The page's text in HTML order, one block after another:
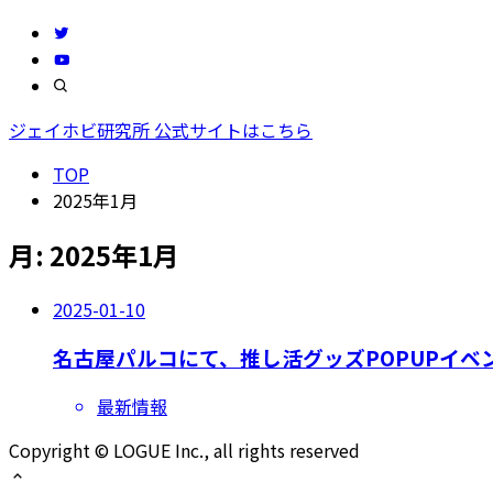
ジェイホビ研究所 公式サイトはこちら
TOP
2025年1月
月: 2025年1月
2025-01-10
名古屋パルコにて、推し活グッズPOPUPイベ
最新情報
Copyright © LOGUE Inc., all rights reserved